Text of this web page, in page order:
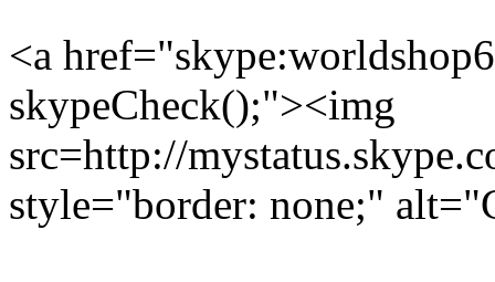
<a
skypeCheck();"><img
src=http://
style="border: none;"